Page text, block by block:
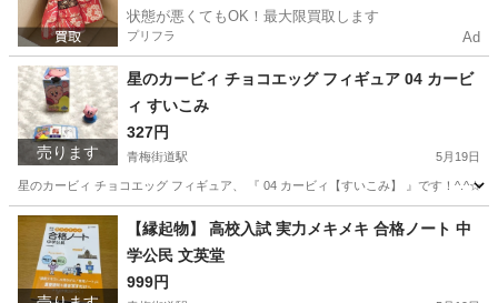
状態が悪くてもOK！最大限買取します
プリフラ Ad
売ります
星のカービィ チョコエッグ フィギュア 04 カービ
ィ すいこみ
327円
青梅街道駅 5月19日
星のカービィ チョコエッグ フィギュア、 『 04 カービィ【すいこみ】 』です！^.^☆
東京 小平市 青梅街道駅 フィギュア 星のカービィ
【縁起物】 高校入試 実力メキメキ 合格ノート 中
学公民 文英堂
999円